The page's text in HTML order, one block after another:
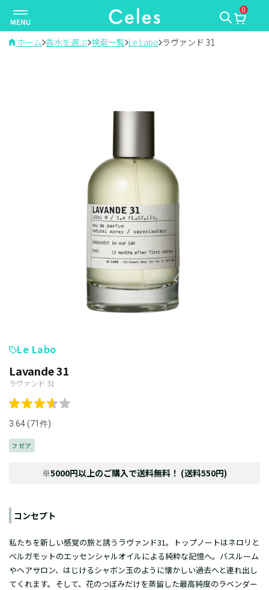
ナ
ビ
ゲ
0
ホーム 香水を選ぶ 検索一覧 Le Labo ラヴァンド 31
Le Labo
Lavande 31
ラヴァンド 31
3.64 (71件)
フゼア
※5000円以上のご購入で送料無料！ (送料550円)
コンセプト
私たちを新しい感覚の旅と誘うラヴァンド31。トップノートはネロリと
ベルガモットのエッセンシャルオイルによる純粋な記憶へ。バスルーム
やヘアサロン、はじけるシャボン玉のように懐かしい過去へと連れ出し
てくれます。そして、花のつぼみだけを蒸留した最高純度のラベンダー